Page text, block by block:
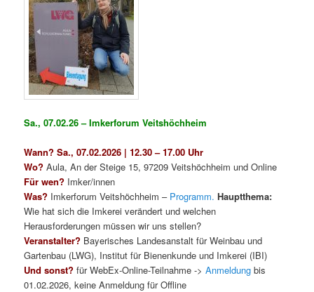
Sa., 07.02.26 – Imkerforum Veitshöchheim
Wann? Sa., 07.02.2026 | 12.30 – 17.00 Uhr
Wo? Aula, An der Steige 15, 97209 Veitshöchheim und Online
Für wen? Imker/innen
Was? Imkerforum Veitshöchheim – Programm.Hauptthema:
Wie hat sich die Imkerei verändert und welchen
Herausforderungen müssen wir uns stellen?
Veranstalter? Bayerisches Landesanstalt für Weinbau und
Gartenbau (LWG), Institut für Bienenkunde und Imkerei (IBI)
Und sonst?für WebEx-Online-Teilnahme ->Anmeldung bis
01.02.2026, keine Anmeldung für Offline